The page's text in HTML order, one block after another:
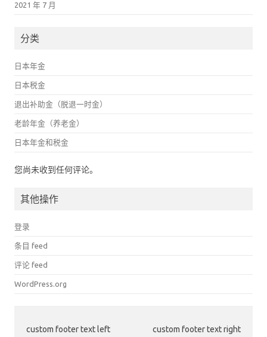
2021 年 7 月
分类
日本年金
日本税金
退出补助金（脱退一时金）
老龄年金（养老金）
日本年金和税金
您尚未收到任何评论。
其他操作
登录
条目 feed
评论 feed
WordPress.org
custom footer text left custom footer text right